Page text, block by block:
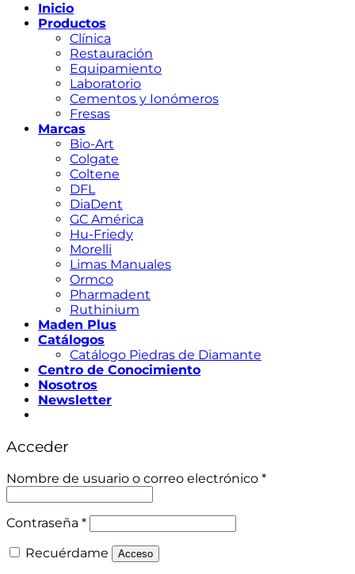
Inicio
Productos
Clínica
Restauración
Equipamiento
Laboratorio
Cementos y Ionómeros
Fresas
Marcas
Bio-Art
Colgate
Coltene
DFL
DiaDent
GC América
Hu-Friedy
Morelli
Limas Manuales
Ormco
Pharmadent
Ruthinium
Maden Plus
Catálogos
Catálogo Piedras de Diamante
Centro de Conocimiento
Nosotros
Newsletter
Acceder
Nombre de usuario o correo electrónico *Obligatorio
Contraseña *Obligatorio
Recuérdame Acceso